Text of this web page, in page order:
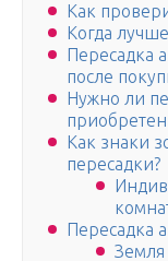
Как
Когда
Пересадка
после
Нужно ли
Как знаки
пересадки?
Пересадка
Земля